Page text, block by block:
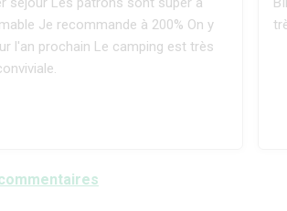
Je recommande à 200% On y
l'an prochain Le camping est très